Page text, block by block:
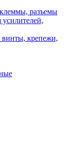
разъемы
винты, крепежи,